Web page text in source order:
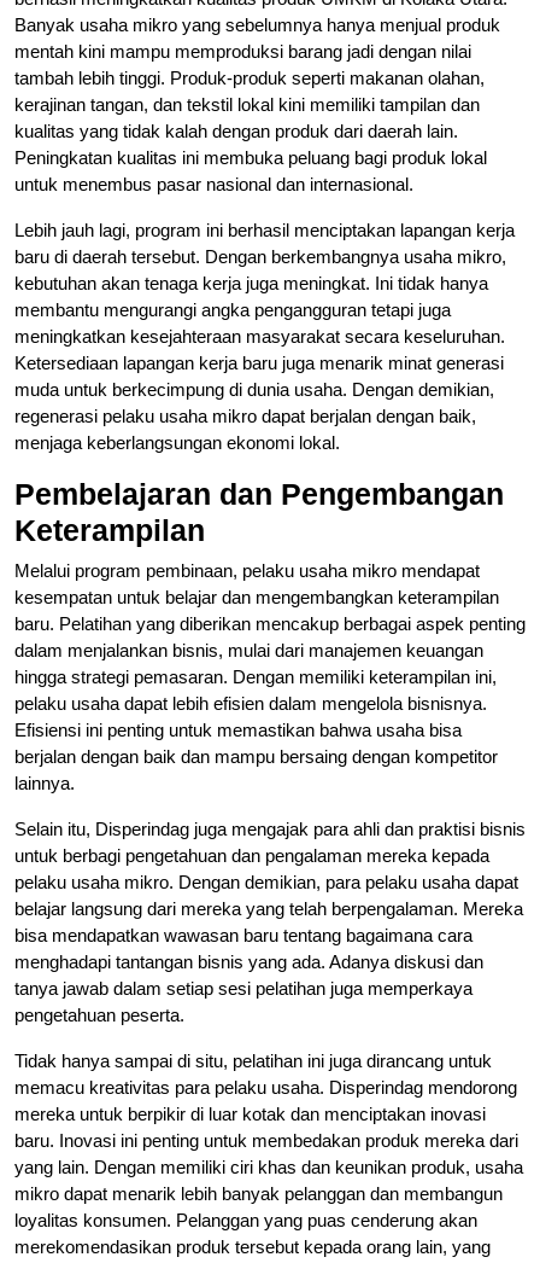
Banyak usaha mikro yang sebelumnya hanya menjual produk
mentah kini mampu memproduksi barang jadi dengan nilai
tambah lebih tinggi. Produk-produk seperti makanan olahan,
kerajinan tangan, dan tekstil lokal kini memiliki tampilan dan
kualitas yang tidak kalah dengan produk dari daerah lain.
Peningkatan kualitas ini membuka peluang bagi produk lokal
untuk menembus pasar nasional dan internasional.
Lebih jauh lagi, program ini berhasil menciptakan lapangan kerja
baru di daerah tersebut. Dengan berkembangnya usaha mikro,
kebutuhan akan tenaga kerja juga meningkat. Ini tidak hanya
membantu mengurangi angka pengangguran tetapi juga
meningkatkan kesejahteraan masyarakat secara keseluruhan.
Ketersediaan lapangan kerja baru juga menarik minat generasi
muda untuk berkecimpung di dunia usaha. Dengan demikian,
regenerasi pelaku usaha mikro dapat berjalan dengan baik,
menjaga keberlangsungan ekonomi lokal.
Pembelajaran dan Pengembangan
Keterampilan
Melalui program pembinaan, pelaku usaha mikro mendapat
kesempatan untuk belajar dan mengembangkan keterampilan
baru. Pelatihan yang diberikan mencakup berbagai aspek penting
dalam menjalankan bisnis, mulai dari manajemen keuangan
hingga strategi pemasaran. Dengan memiliki keterampilan ini,
pelaku usaha dapat lebih efisien dalam mengelola bisnisnya.
Efisiensi ini penting untuk memastikan bahwa usaha bisa
berjalan dengan baik dan mampu bersaing dengan kompetitor
lainnya.
Selain itu, Disperindag juga mengajak para ahli dan praktisi bisnis
untuk berbagi pengetahuan dan pengalaman mereka kepada
pelaku usaha mikro. Dengan demikian, para pelaku usaha dapat
belajar langsung dari mereka yang telah berpengalaman. Mereka
bisa mendapatkan wawasan baru tentang bagaimana cara
menghadapi tantangan bisnis yang ada. Adanya diskusi dan
tanya jawab dalam setiap sesi pelatihan juga memperkaya
pengetahuan peserta.
Tidak hanya sampai di situ, pelatihan ini juga dirancang untuk
memacu kreativitas para pelaku usaha. Disperindag mendorong
mereka untuk berpikir di luar kotak dan menciptakan inovasi
baru. Inovasi ini penting untuk membedakan produk mereka dari
yang lain. Dengan memiliki ciri khas dan keunikan produk, usaha
mikro dapat menarik lebih banyak pelanggan dan membangun
loyalitas konsumen. Pelanggan yang puas cenderung akan
merekomendasikan produk tersebut kepada orang lain, yang